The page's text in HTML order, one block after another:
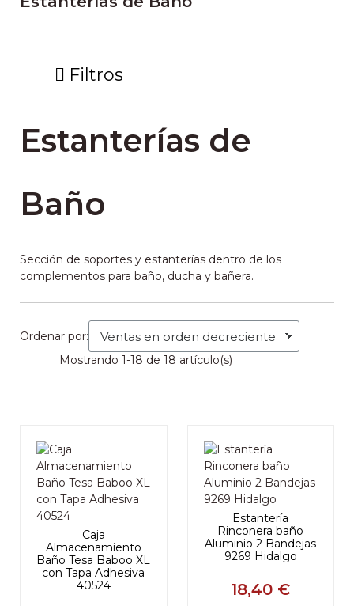
Filtros
Estanterías de
Baño
Sección de soportes y estanterías dentro de los
complementos para baño, ducha y bañera.
Ordenar por:
Mostrando 1-18 de 18 artículo(s)
Caja
Almacenamiento
Baño Tesa Baboo XL
con Tapa Adhesiva
40524
Estantería
Rinconera baño
Aluminio 2 Bandejas
9269 Hidalgo
18,40 €